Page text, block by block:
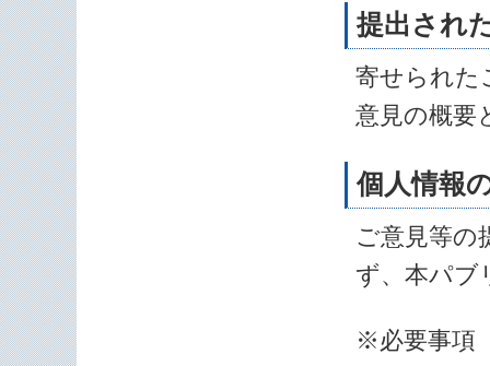
提出され
寄せられた
意見の概要
個人情報
ご意見等の
ず、本パブ
※必要事項